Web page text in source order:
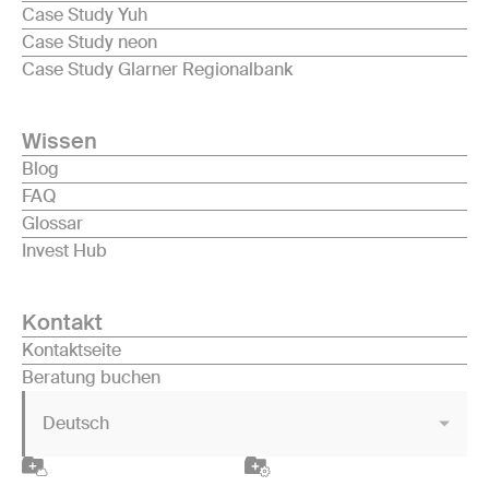
Case Study Yuh
Case Study neon
Case Study Glarner Regionalbank
Wissen
Blog
FAQ
Glossar
Invest Hub
Kontakt
Kontaktseite
Beratung buchen
Deutsch